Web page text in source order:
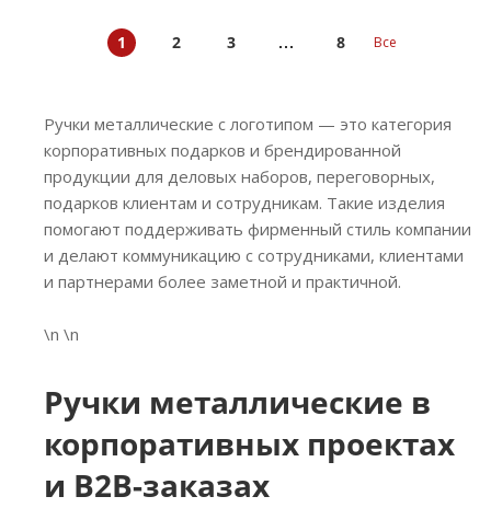
1 2 3 8 Все
Ручки металлические с логотипом — это категория
корпоративных подарков и брендированной
продукции для деловых наборов, переговорных,
подарков клиентам и сотрудникам. Такие изделия
помогают поддерживать фирменный стиль компании
и делают коммуникацию с сотрудниками, клиентами
и партнерами более заметной и практичной.
\n \n
Ручки металлические в
корпоративных проектах
и B2B-заказах